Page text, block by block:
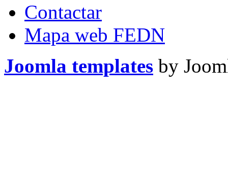
Contactar
Mapa web FEDN
Joomla templates by